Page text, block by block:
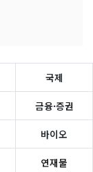
국제
금융·증권
바이오
연재물